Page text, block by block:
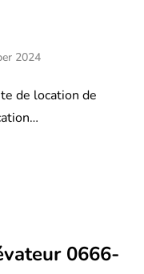
2024
de location de
0666-